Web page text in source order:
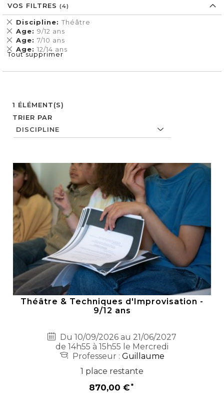
1 ÉLÉMENT(S)
TRIER PAR
Théâtre & Techniques d'Improvisation -
9/12 ans
Du 10/09/2026 au 21/06/2027
de 14h55 à 15h55 le Mercredi
Professeur : Guillaume
1 place restante
870,00 €
VOS FILTRES
Discipline Théâtre
Supprimer
cet
Élément
Age 9/12 ans
Supprimer
cet
Élément
Age 7/10 ans
Supprimer
cet
Élément
Age 12/14 ans
Supprimer
cet
Tout supprimer